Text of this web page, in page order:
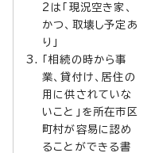
2は「現況空き家、
かつ、取壊し予定あ
り」
「相続の時から事
業、貸付け、居住の
用に供されていな
いこと」を所在市区
町村が容易に認め
ることができる書